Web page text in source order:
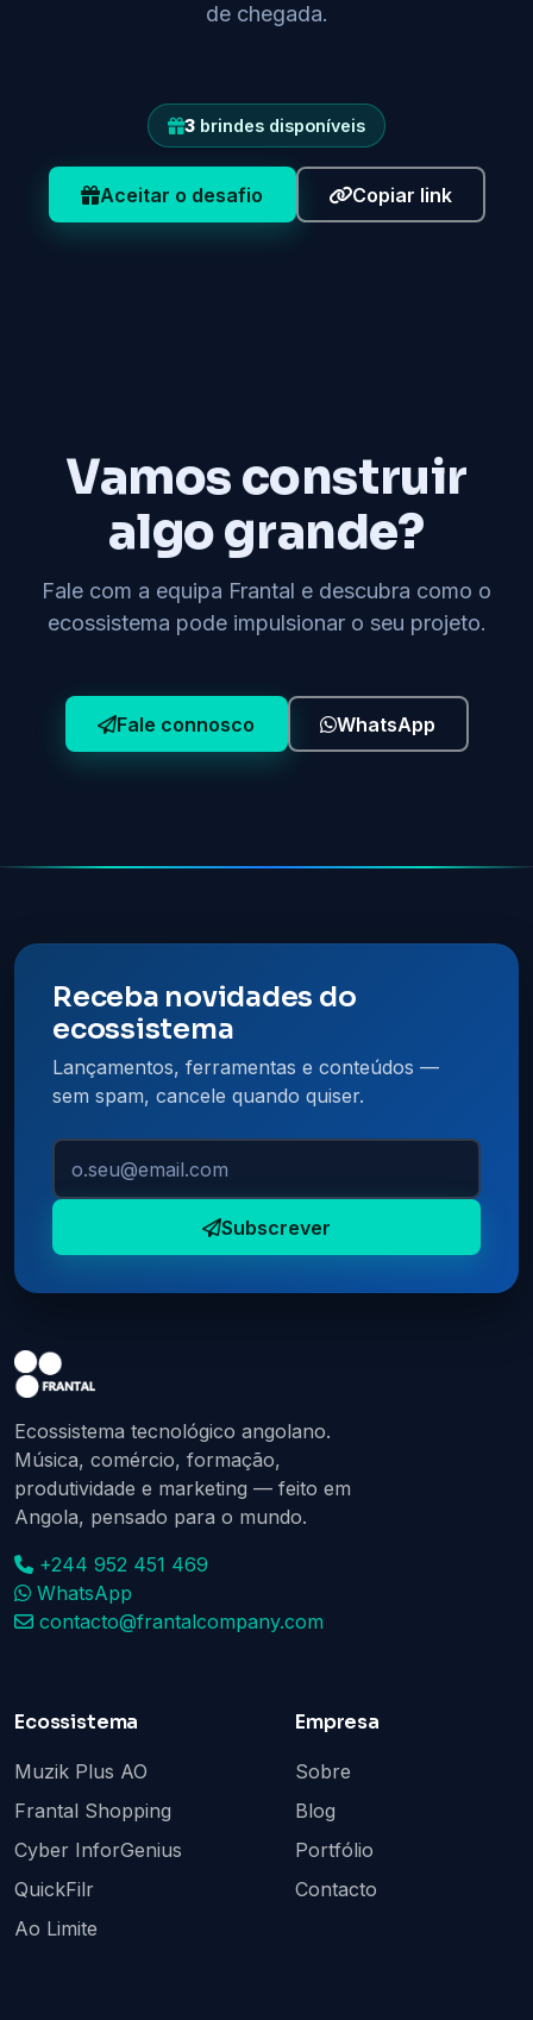
de chegada.
3 brindes disponíveis
Aceitar o desafio Copiar link
Vamos construir
algo grande?
Fale com a equipa Frantal e descubra como o
ecossistema pode impulsionar o seu projeto.
Fale connosco WhatsApp
Receba novidades do
ecossistema
Lançamentos, ferramentas e conteúdos —
sem spam, cancele quando quiser.
O seu email
Subscrever
Ecossistema tecnológico angolano.
Música, comércio, formação,
produtividade e marketing — feito em
Angola, pensado para o mundo.
+244 952 451 469
WhatsApp
contacto@frantalcompany.com
Ecossistema
Muzik Plus AO
Frantal Shopping
Cyber InforGenius
QuickFilr
Ao Limite
Empresa
Sobre
Blog
Portfólio
Contacto